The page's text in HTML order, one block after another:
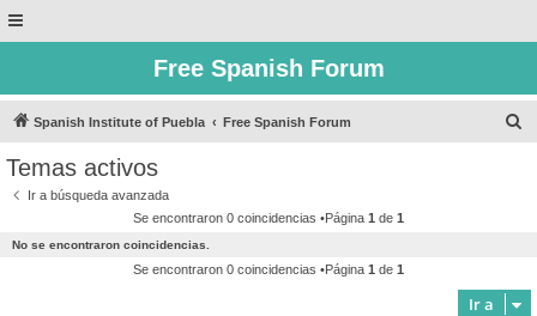
Free Spanish Forum
Spanish Institute of Puebla Free Spanish Forum
Temas activos
Ir a búsqueda avanzada
Se encontraron 0 coincidencias •Página 1 de 1
No se encontraron coincidencias.
Se encontraron 0 coincidencias •Página 1 de 1
Ir a